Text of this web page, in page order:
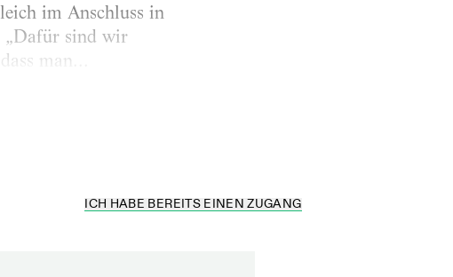
im Anschluss in
„Dafür sind wir
man...
ICH HABE BEREITS EINEN ZUGANG